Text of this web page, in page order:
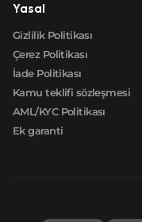
Yasal
Gizlilik Politikası
Çerez Politikası
İade Politikası
Kamu teklifi sözleşmesi
AML/KYC Politikası
Ek garanti